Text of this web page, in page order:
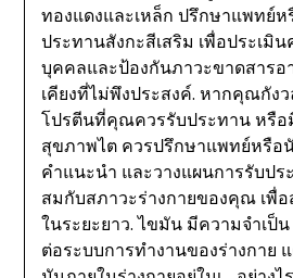
ทองแดงและเหล็ก ปรึกษาแพทย์
ประทานสังกะสีเสริม เพื่อประเมิ
บุคคลและป้องกันภาวะขาดสารอ
เคียงที่ไม่พึงประสงค์. หากคุณกัง
โปรตีนที่คุณควรรับประทาน หรือ
สุขภาพไต ควรปรึกษาแพทย์หรือ
คำแนะนำ และวางแผนการรับปร
สมกับสภาวะร่างกายของคุณ เพื่
ในระยะยาว. ไขมัน มีความจำเ
ต่อระบบการทำงานของร่างกาย